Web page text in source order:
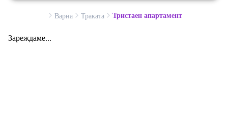
Варна Траката Тристаен апартамент
Зареждаме...